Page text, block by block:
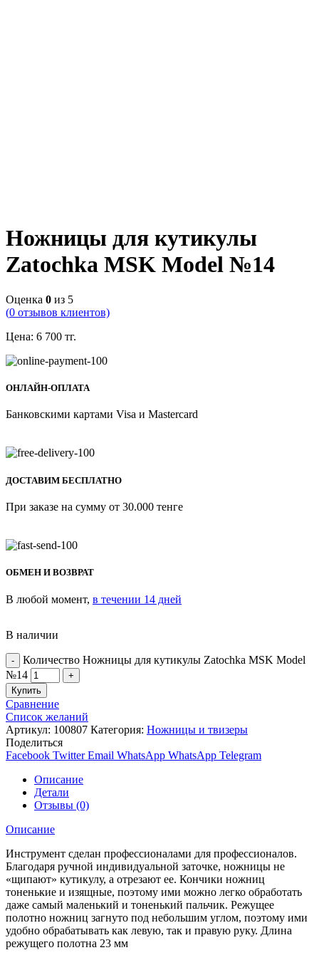
Ножницы для кутикулы
Zatochka MSK Model №14
Оценка 0 из 5
(0 отзывов клиентов)
Цена: 6 700 тг.
ОНЛАЙН-ОПЛАТА
Банковскими картами Visa и Mastercard
ДОСТАВИМ БЕСПЛАТНО
При заказе на сумму от 30.000 тенге
ОБМЕН И ВОЗВРАТ
В любой момент, в течении 14 дней
В наличии
Количество Ножницы для кутикулы Zatochka MSK Model
№14
Купить
Сравнение
Список желаний
Артикул: 100807 Категория: Ножницы и твизеры
Поделиться
Facebook Twitter Email WhatsApp WhatsApp Telegram
Описание
Детали
Отзывы (0)
Описание
Инструмент сделан профессионалами для профессионалов.
Благодаря ручной индивидуальной заточке, ножницы не
«щипают» кутикулу, а отрезают ее. Кончики ножниц
тоненькие и изящные, поэтому ими можно легко обработать
даже самый маленький и тоненький пальчик. Режущее
полотно ножниц загнуто под небольшим углом, поэтому ими
удобно обрабатывать как левую, так и правую руку. Длина
режущего полотна 23 мм